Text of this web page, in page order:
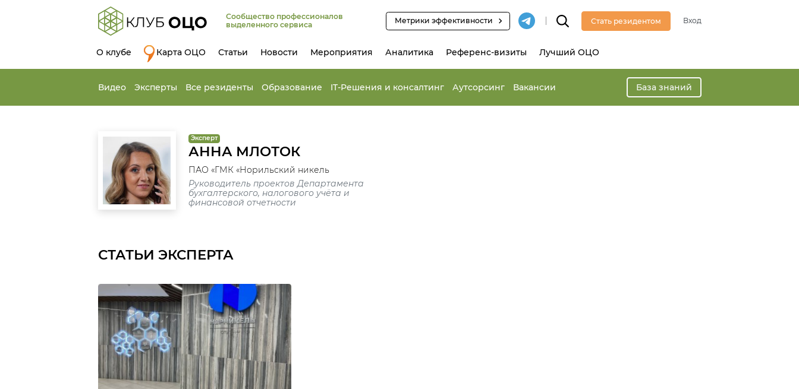
Сообщество профессионалов
выделенного сервиса
Метрики эффективности Стать резидентом Вход
О клубе Карта ОЦО Статьи Новости Мероприятия Аналитика Референс-визиты Лучший ОЦО
Видео Эксперты Все резиденты Образование IT-Решения и консалтинг Аутсорсинг Вакансии База знаний
Эксперт
АННА МЛОТОК
ПАО «ГМК «Норильский никель
Руководитель проектов Департамента
бухгалтерского, налогового учёта и
финансовой отчетности
СТАТЬИ ЭКСПЕРТА